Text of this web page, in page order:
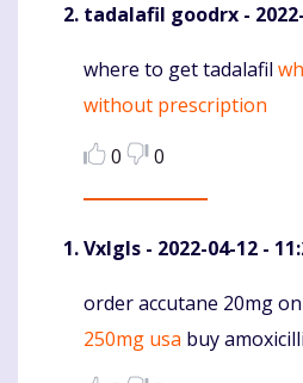
tadalafil goodrx -
Komentaras
where to get tadalafil
without prescription
0
0
Vxlgls - 2022-04-12 -
Komentaras
order accutane 20mg
250mg usa buy